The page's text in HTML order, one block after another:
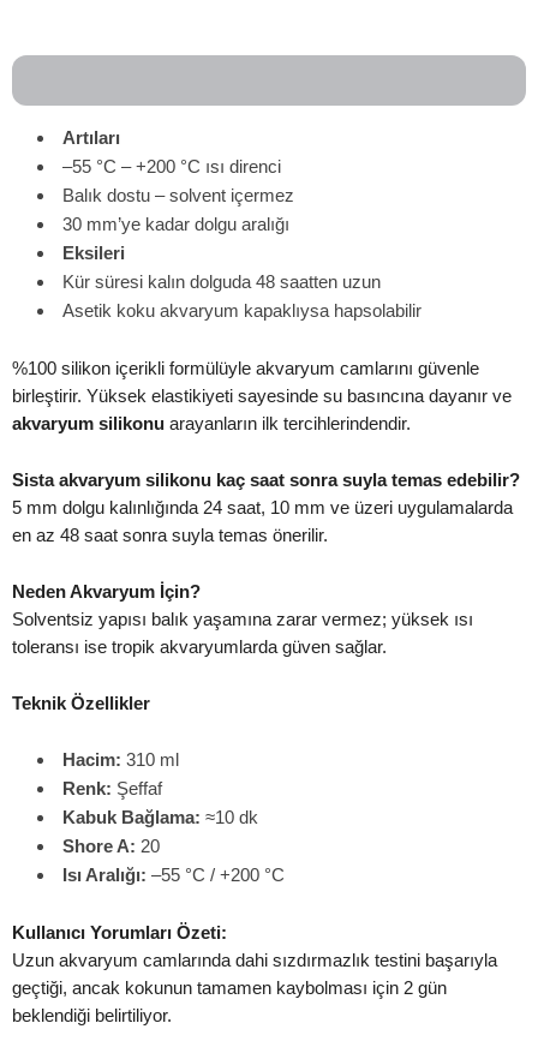
Artıları
–55 °C – +200 °C ısı direnci
Balık dostu – solvent içermez
30 mm’ye kadar dolgu aralığı
Eksileri
Kür süresi kalın dolguda 48 saatten uzun
Asetik koku akvaryum kapaklıysa hapsolabilir
%100 silikon içerikli formülüyle akvaryum camlarını güvenle
birleştirir. Yüksek elastikiyeti sayesinde su basıncına dayanır ve
akvaryum silikonu arayanların ilk tercihlerindendir.
Sista akvaryum silikonu kaç saat sonra suyla temas edebilir?
5 mm dolgu kalınlığında 24 saat, 10 mm ve üzeri uygulamalarda
en az 48 saat sonra suyla temas önerilir.
Neden Akvaryum İçin?
Solventsiz yapısı balık yaşamına zarar vermez; yüksek ısı
toleransı ise tropik akvaryumlarda güven sağlar.
Teknik Özellikler
Hacim: 310 ml
Renk: Şeffaf
Kabuk Bağlama: ≈10 dk
Shore A: 20
Isı Aralığı: –55 °C / +200 °C
Kullanıcı Yorumları Özeti:
Uzun akvaryum camlarında dahi sızdırmazlık testini başarıyla
geçtiği, ancak kokunun tamamen kaybolması için 2 gün
beklendiği belirtiliyor.